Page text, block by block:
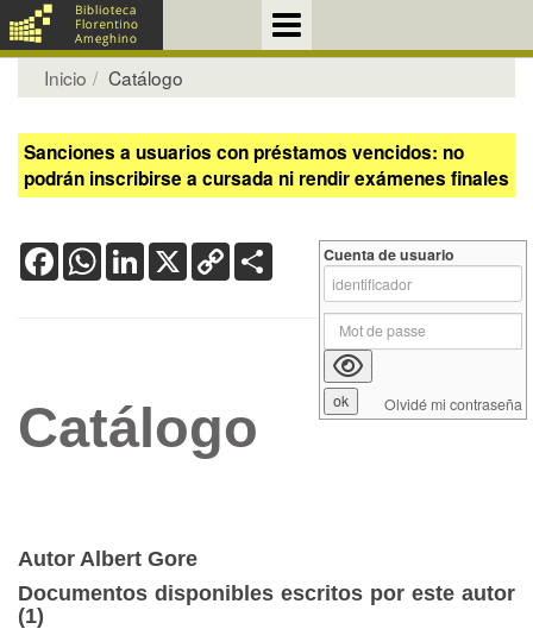
Inicio Catálogo
Sanciones a usuarios con préstamos vencidos: no
podrán inscribirse a cursada ni rendir exámenes finales
FacebookWhatsApp
LinkedIn
X Copy
Link
Catálogo
Autor Albert Gore
Documentos disponibles escritos por este autor
(1)
Cuenta de usuario
Olvidé mi contraseña